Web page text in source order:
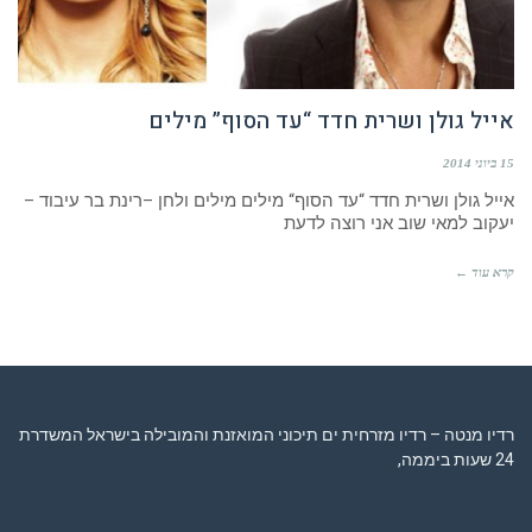
אייל גולן ושרית חדד “עד הסוף” מילים
15 ביוני 2014
אייל גולן ושרית חדד “עד הסוף“ מילים מילים ולחן –רינת בר עיבוד –
יעקוב למאי שוב אני רוצה לדעת
קרא עוד ←
רדיו מנטה – רדיו מזרחית ים תיכוני המואזנת והמובילה בישראל המשדרת
24 שעות ביממה,